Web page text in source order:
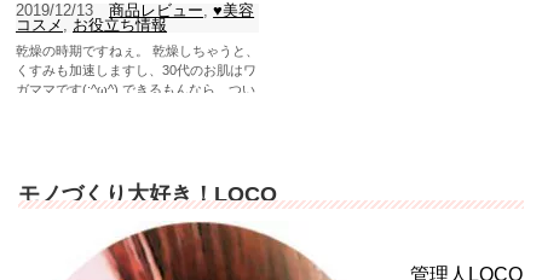
2019/12/13 商品レビュー,♥美容
コスメ , お役立ち情報
乾燥の時期ですねぇ。 乾燥しちゃうと、
くすみも加速しますし、30代のお肌はワ
ガママです(;^ω^) できるもんなら、つい
モノづくり大好き！LOCO
管理人LOCO